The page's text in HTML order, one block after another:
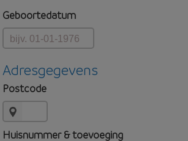
Geboortedatum
Adresgegevens
Postcode
Huisnummer & toevoeging